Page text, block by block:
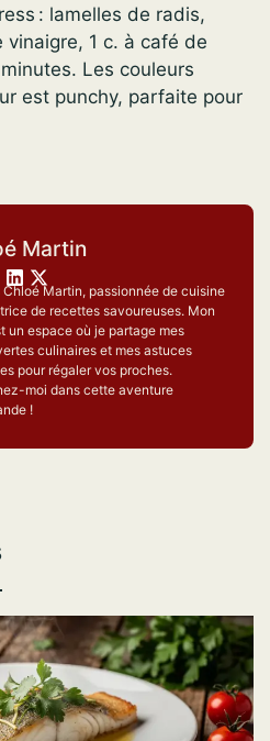
: lamelles de radis,
vinaigre, 1 c. à café de
Les couleurs
est punchy, parfaite pour
Martin
Chloé Martin, passionnée de cuisine
de recettes savoureuses. Mon
un espace où je partage mes
culinaires et mes astuces
pour régaler vos proches.
moi dans cette aventure
!